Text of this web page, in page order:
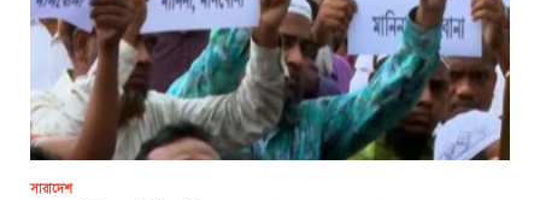
সারাদেশ